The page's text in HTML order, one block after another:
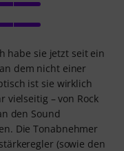
habe sie jetzt seit ein
dem nicht einer
ist sie wirklich
vielseitig – von Rock
den Sound
Die Tonabnehmer
(sowie den